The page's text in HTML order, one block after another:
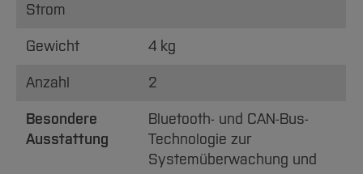
Strom
Gewicht 4 kg
Anzahl 2
Besondere
Ausstattung
Bluetooth- und CAN-Bus-
Technologie zur
Systemüberwachung und